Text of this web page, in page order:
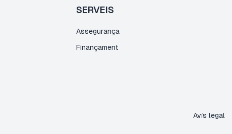
SERVEIS
Assegurança
Finançament
Avís legal